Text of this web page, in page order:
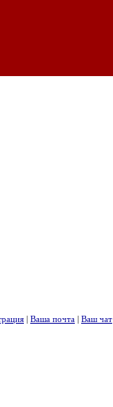
| Ваша почта | Ваш чат